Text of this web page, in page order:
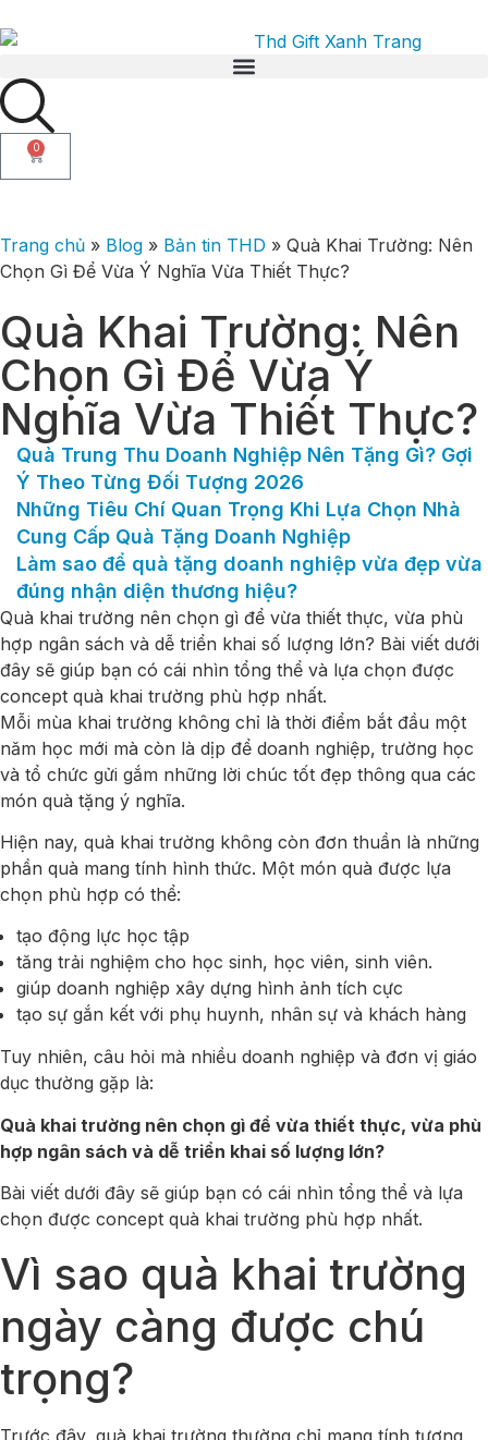
0
Trang chủ » Blog » Bản tin THD » Quà Khai Trường: Nên
Chọn Gì Để Vừa Ý Nghĩa Vừa Thiết Thực?
Quà Khai Trường: Nên
Chọn Gì Để Vừa Ý
Nghĩa Vừa Thiết Thực?
Quà Trung Thu Doanh Nghiệp Nên Tặng Gì? Gợi
Ý Theo Từng Đối Tượng 2026
Những Tiêu Chí Quan Trọng Khi Lựa Chọn Nhà
Cung Cấp Quà Tặng Doanh Nghiệp
Làm sao để quà tặng doanh nghiệp vừa đẹp vừa
đúng nhận diện thương hiệu?
Quà khai trường nên chọn gì để vừa thiết thực, vừa phù
hợp ngân sách và dễ triển khai số lượng lớn? Bài viết dưới
đây sẽ giúp bạn có cái nhìn tổng thể và lựa chọn được
concept quà khai trường phù hợp nhất.
Mỗi mùa khai trường không chỉ là thời điểm bắt đầu một
năm học mới mà còn là dịp để doanh nghiệp, trường học
và tổ chức gửi gắm những lời chúc tốt đẹp thông qua các
món quà tặng ý nghĩa.
Hiện nay, quà khai trường không còn đơn thuần là những
phần quà mang tính hình thức. Một món quà được lựa
chọn phù hợp có thể:
tạo động lực học tập
tăng trải nghiệm cho học sinh, học viên, sinh viên.
giúp doanh nghiệp xây dựng hình ảnh tích cực
tạo sự gắn kết với phụ huynh, nhân sự và khách hàng
Tuy nhiên, câu hỏi mà nhiều doanh nghiệp và đơn vị giáo
dục thường gặp là:
Quà khai trường nên chọn gì để vừa thiết thực, vừa phù
hợp ngân sách và dễ triển khai số lượng lớn?
Bài viết dưới đây sẽ giúp bạn có cái nhìn tổng thể và lựa
chọn được concept quà khai trường phù hợp nhất.
Vì sao quà khai trường
ngày càng được chú
trọng?
Trước đây, quà khai trường thường chỉ mang tính tượng